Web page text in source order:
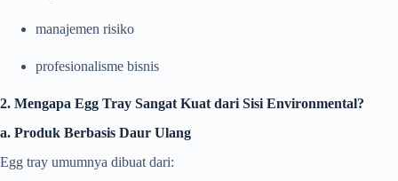
manajemen risiko
profesionalisme bisnis
2. Mengapa Egg Tray Sangat Kuat dari Sisi Environmental?
a. Produk Berbasis Daur Ulang
Egg tray umumnya dibuat dari: